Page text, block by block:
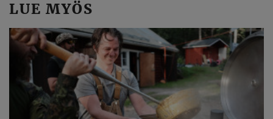
LUE MYÖS